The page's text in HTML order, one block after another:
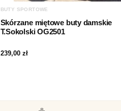
BUTY SPORTOWE
Skórzane miętowe buty damskie
T.Sokolski OG2501
239,00 zł